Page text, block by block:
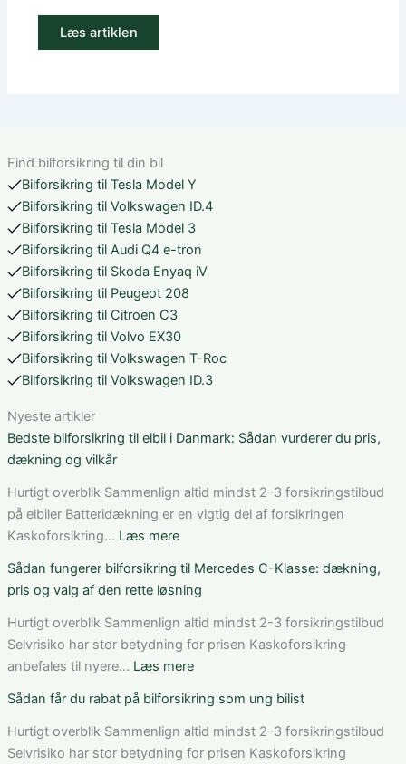
Læs artiklen
Find bilforsikring til din bil
Bilforsikring til Tesla Model Y
Bilforsikring til Volkswagen ID.4
Bilforsikring til Tesla Model 3
Bilforsikring til Audi Q4 e-tron
Bilforsikring til Skoda Enyaq iV
Bilforsikring til Peugeot 208
Bilforsikring til Citroen C3
Bilforsikring til Volvo EX30
Bilforsikring til Volkswagen T-Roc
Bilforsikring til Volkswagen ID.3
Nyeste artikler
Bedste bilforsikring til elbil i Danmark: Sådan vurderer du pris,
dækning og vilkår
Hurtigt overblik Sammenlign altid mindst 2-3 forsikringstilbud
på elbiler Batteridækning er en vigtig del af forsikringen
Kaskoforsikring… Læs mere:
bilforsikring
til
elbil
i
Danmark:
vurderer
du
pris,
Sådan fungerer bilforsikring til Mercedes C-Klasse: dækning,
pris og valg af den rette løsning
Hurtigt overblik Sammenlign altid mindst 2-3 forsikringstilbud
Selvrisiko har stor betydning for prisen Kaskoforsikring
anbefales til nyere… Læs mere:
fungerer
bilforsikring
til
Sådan får du rabat på bilforsikring som ung bilist
Hurtigt overblik Sammenlign altid mindst 2-3 forsikringstilbud
Selvrisiko har stor betydning for prisen Kaskoforsikring